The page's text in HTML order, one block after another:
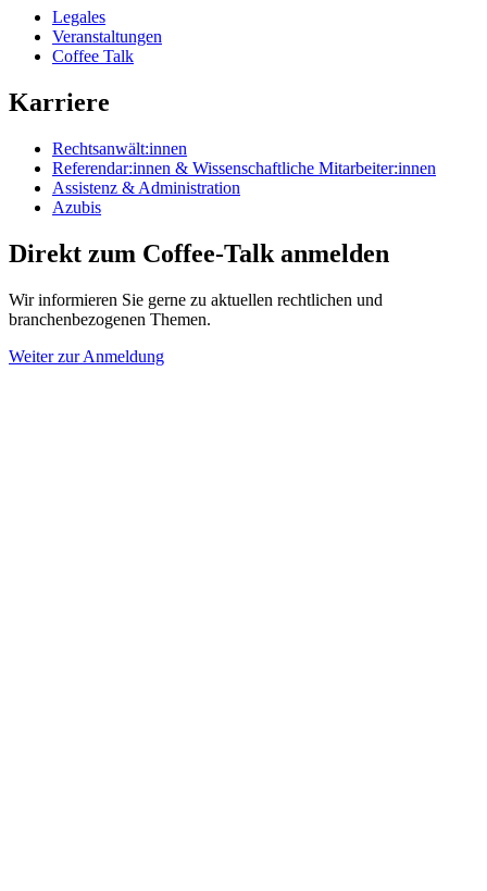
Legales
Veranstaltungen
Coffee Talk
Karriere
Rechtsanwält:innen
Referendar:innen & Wissenschaftliche Mitarbeiter:innen
Assistenz & Administration
Azubis
Direkt zum Coffee-Talk anmelden
Wir informieren Sie gerne zu aktuellen rechtlichen und
branchenbezogenen Themen.
Weiter zur Anmeldung